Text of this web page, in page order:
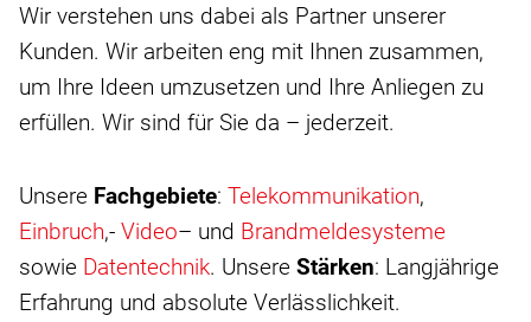
Wir verstehen uns dabei als Partner unserer
Kunden. Wir arbeiten eng mit Ihnen zusammen,
um Ihre Ideen umzusetzen und Ihre Anliegen zu
erfüllen. Wir sind für Sie da – jederzeit.
Unsere Fachgebiete: Telekommunikation,
Einbruch,- Video– und Brandmeldesysteme
sowie Datentechnik. Unsere Stärken: Langjährige
Erfahrung und absolute Verlässlichkeit.